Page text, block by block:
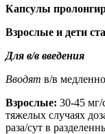
Капсулы
Взрослые и дети
Для в/в введения
Вводят в/в
Взрослые: 30-45 мг/
тяжелых случаях
раза/сут в